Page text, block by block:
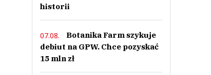
historii
07.08.
Botanika Farm szykuje
debiut na GPW. Chce pozyskać
15 mln zł